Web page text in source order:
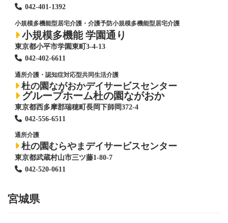
042-401-1392
小規模多機能型居宅介護・介護予防小規模多機能型居宅介護
小規模多機能 学園通り
東京都小平市学園東町3-4-13
042-402-6611
通所介護・認知症対応型共同生活介護
杜の園ながおかデイサービスセンター
グループホーム杜の園ながおか
東京都西多摩郡瑞穂町長岡下師岡372-4
042-556-6511
通所介護
杜の園むらやまデイサービスセンター
東京都武蔵村山市三ツ藤1-80-7
042-520-0611
宮城県